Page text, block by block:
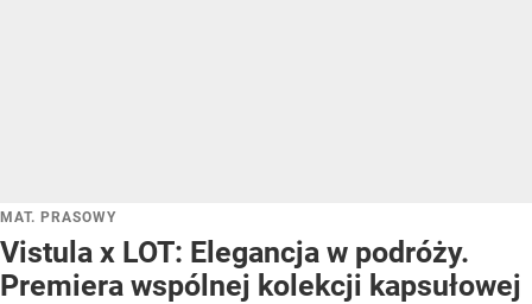
MAT. PRASOWY
Vistula x LOT: Elegancja w podróży.
Premiera wspólnej kolekcji kapsułowej